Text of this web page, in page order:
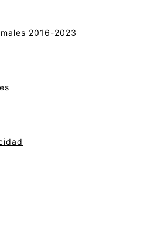
2016-2023